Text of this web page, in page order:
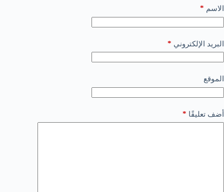
الاسم *
البريد الإلكتروني *
الموقع
أضف تعليقًا *